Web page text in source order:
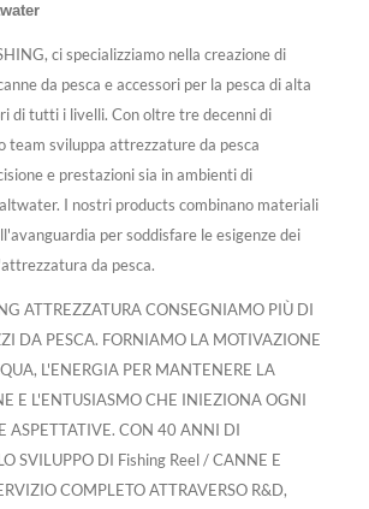
ci specializziamo nella creazione di
da pesca e accessori per la pesca di alta
di tutti i livelli. Con oltre tre decenni di
team sviluppa attrezzature da pesca
e prestazioni sia in ambienti di
I nostri products combinano materiali
per soddisfare le esigenze dei
da pesca.
ATTREZZATURA CONSEGNIAMO PIÙ DI
DA PESCA. FORNIAMO LA MOTIVAZIONE
L'ENERGIA PER MANTENERE LA
E L'ENTUSIASMO CHE INIEZIONA OGNI
ASPETTATIVE. CON 40 ANNI DI
SVILUPPO DI Fishing Reel / CANNE E
COMPLETO ATTRAVERSO R&D,